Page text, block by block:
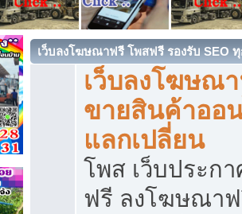
เว็บลงโฆษณาฟรี โพสฟรี รองรับ SEO
เว็บลงโฆษณ
ขายสินค้าออ
แลกเปลี่ยน
โพส เว็บประก
ฟรี ลงโฆษณา